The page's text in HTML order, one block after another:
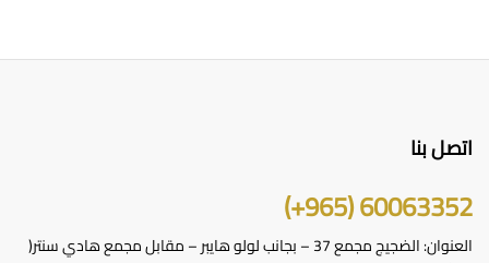
اتصل بنا
60063352 (965+)
العنوان: الضجيج مجمع 37 – بجانب لولو هايبر – مقابل مجمع هادي سنتر(